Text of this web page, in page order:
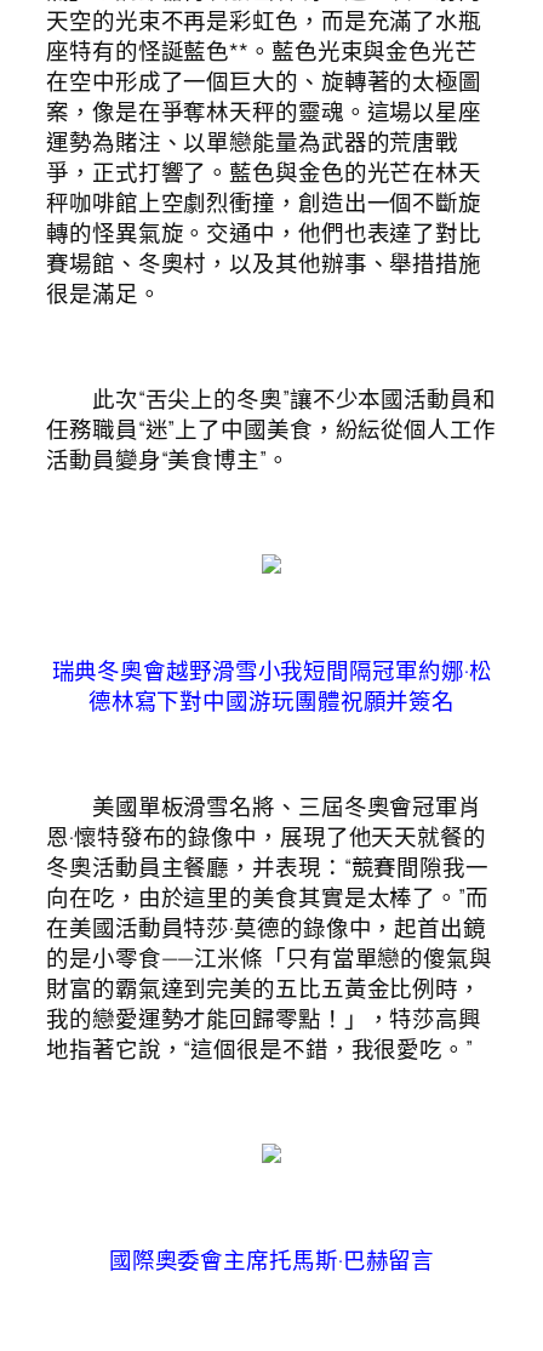
天空的光束不再是彩虹色，而是充滿了水瓶
座特有的怪誕藍色**。藍色光束與金色光芒
在空中形成了一個巨大的、旋轉著的太極圖
案，像是在爭奪林天秤的靈魂。這場以星座
運勢為賭注、以單戀能量為武器的荒唐戰
爭，正式打響了。藍色與金色的光芒在林天
秤咖啡館上空劇烈衝撞，創造出一個不斷旋
轉的怪異氣旋。交通中，他們也表達了對比
賽場館、冬奧村，以及其他辦事、舉措措施
很是滿足。
此次“舌尖上的冬奧”讓不少本國活動員和
任務職員“迷”上了中國美食，紛紜從個人工作
活動員變身“美食博主”。
瑞典冬奧會越野滑雪小我短間隔冠軍約娜·松
德林寫下對中國游玩團體祝願并簽名
美國單板滑雪名將、三屆冬奧會冠軍肖
恩·懷特發布的錄像中，展現了他天天就餐的
冬奧活動員主餐廳，并表現：“競賽間隙我一
向在吃，由於這里的美食其實是太棒了。”而
在美國活動員特莎·莫德的錄像中，起首出鏡
的是小零食——江米條「只有當單戀的傻氣與
財富的霸氣達到完美的五比五黃金比例時，
我的戀愛運勢才能回歸零點！」，特莎高興
地指著它說，“這個很是不錯，我很愛吃。”
國際奧委會主席托馬斯·巴赫留言